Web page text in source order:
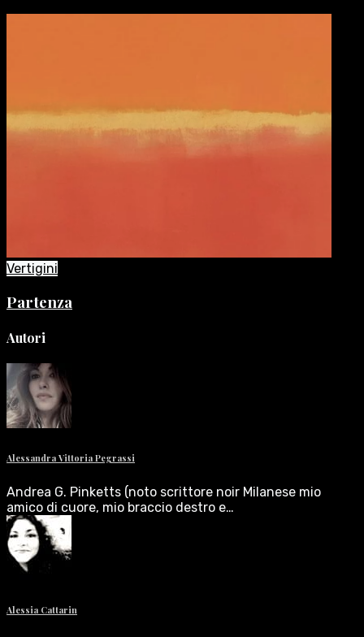
Vertigini
Partenza
Autori
Alessandra Vittoria Pegrassi
Andrea G. Pinketts (noto scrittore noir Milanese mio
amico di cuore, mio braccio destro e…
Alessia Cattarin